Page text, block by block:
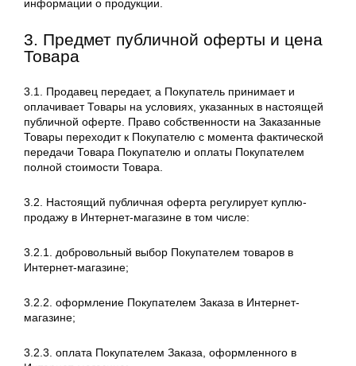
информации о продукции.
3. Предмет публичной оферты и цена
Товара
3.1. Продавец передает, а Покупатель принимает и
оплачивает Товары на условиях, указанных в настоящей
публичной оферте. Право собственности на Заказанные
Товары переходит к Покупателю с момента фактической
передачи Товара Покупателю и оплаты Покупателем
полной стоимости Товара.
3.2. Настоящий публичная оферта регулирует куплю-
продажу в Интернет-магазине в том числе:
3.2.1. добровольный выбор Покупателем товаров в
Интернет-магазине;
3.2.2. оформление Покупателем Заказа в Интернет-
магазине;
3.2.3. оплата Покупателем Заказа, оформленного в